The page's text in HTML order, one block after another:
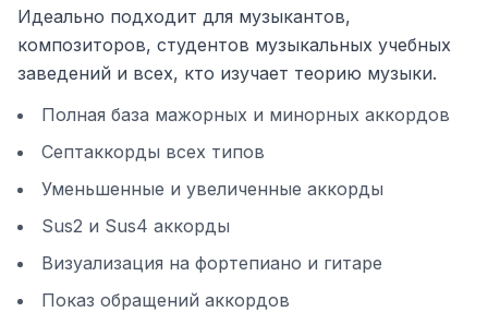
Идеально подходит для музыкантов,
композиторов, студентов музыкальных учебных
заведений и всех, кто изучает теорию музыки.
Полная база мажорных и минорных аккордов
Септаккорды всех типов
Уменьшенные и увеличенные аккорды
Sus2 и Sus4 аккорды
Визуализация на фортепиано и гитаре
Показ обращений аккордов